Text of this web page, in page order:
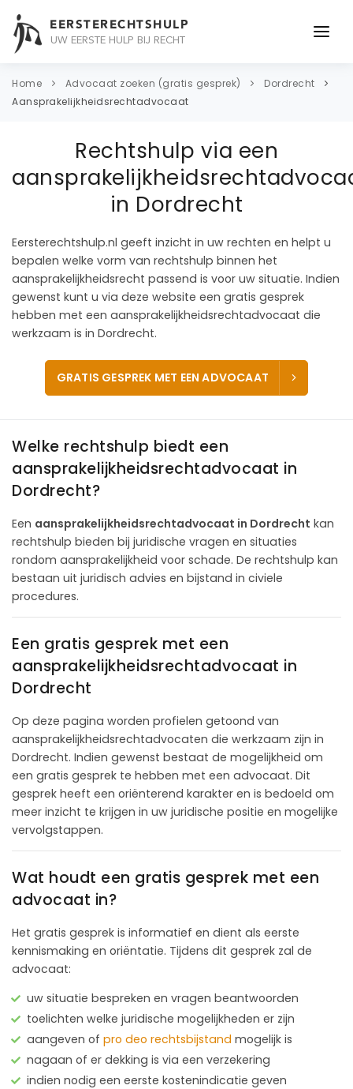
EERSTERECHTSHULP
UW EERSTE HULP BIJ RECHT
ONDERWERPEN
ADVOCAAT
OVER ONS
Home Advocaat zoeken (gratis gesprek)
Dordrecht
Aansprakelijkheidsrechtadvocaat
Rechtshulp via een
in Dordrecht
Eersterechtshulp.nl geeft inzicht in uw rechten en helpt u
bepalen welke vorm van rechtshulp binnen het
aansprakelijkheidsrecht passend is voor uw situatie. Indien
gewenst kunt u via deze website een gratis gesprek
hebben met een aansprakelijkheidsrechtadvocaat die
werkzaam is in Dordrecht.
GRATIS GESPREK MET EEN ADVOCAAT
Welke rechtshulp biedt een
aansprakelijkheidsrechtadvocaat in
Dordrecht?
Een aansprakelijkheidsrechtadvocaat in Dordrecht kan
rechtshulp bieden bij juridische vragen en situaties
rondom aansprakelijkheid voor schade. De rechtshulp kan
bestaan uit juridisch advies en bijstand in civiele
procedures.
Een gratis gesprek met een
aansprakelijkheidsrechtadvocaat in
Dordrecht
Op deze pagina worden profielen getoond van
aansprakelijkheidsrechtadvocaten die werkzaam zijn in
Dordrecht. Indien gewenst bestaat de mogelijkheid om
een gratis gesprek te hebben met een advocaat. Dit
gesprek heeft een oriënterend karakter en is bedoeld om
meer inzicht te krijgen in uw juridische positie en mogelijke
vervolgstappen.
Wat houdt een gratis gesprek met een
advocaat in?
Het gratis gesprek is informatief en dient als eerste
kennismaking en oriëntatie. Tijdens dit gesprek zal de
advocaat:
uw situatie bespreken en vragen beantwoorden
toelichten welke juridische mogelijkheden er zijn
aangeven of pro deo rechtsbijstand mogelijk is
nagaan of er dekking is via een verzekering
indien nodig een eerste kostenindicatie geven